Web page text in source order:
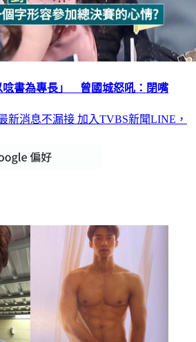
唸書為專長」 曾國城怒吼：閉嘴
新消息不漏接 加入TVBS新聞LINE，